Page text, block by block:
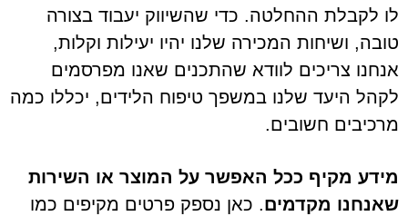
לו לקבלת ההחלטה. כדי שהשיווק יעבוד בצורה
טובה, ושיחות המכירה שלנו יהיו יעילות וקלות,
אנחנו צריכים לוודא שהתכנים שאנו מפרסמים
לקהל היעד שלנו במשפך טיפוח הלידים, יכללו כמה
מרכיבים חשובים.
מידע מקיף ככל האפשר על המוצר או השירות
שאנחנו מקדמים. כאן נספק פרטים מקיפים כמו